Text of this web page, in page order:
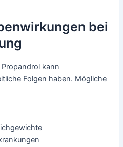
bei
kann
Folgen haben. Mögliche